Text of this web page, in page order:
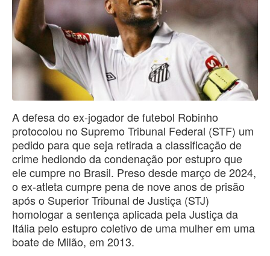
A defesa do ex-jogador de futebol Robinho
protocolou no Supremo Tribunal Federal (STF) um
pedido para que seja retirada a classificação de
crime hediondo da condenação por estupro que
ele cumpre no Brasil. Preso desde março de 2024,
o ex-atleta cumpre pena de nove anos de prisão
após o Superior Tribunal de Justiça (STJ)
homologar a sentença aplicada pela Justiça da
Itália pelo estupro coletivo de uma mulher em uma
boate de Milão, em 2013.